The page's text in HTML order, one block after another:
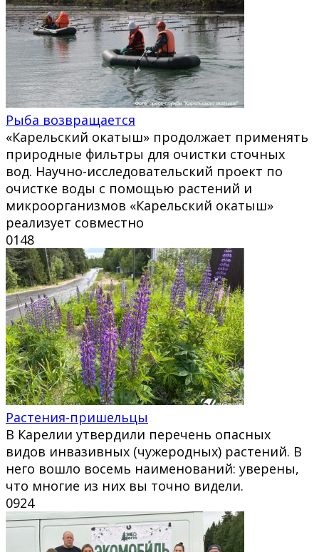
Рыба возвращается
«Карельский окатыш» продолжает применять
природные фильтры для очистки сточных
вод. Научно-исследовательский проект по
очистке воды с помощью растений и
микроорганизмов «Карельский окатыш»
реализует совместно
0148
Растения-пришельцы
В Карелии утвердили перечень опасных
видов инвазивных (чужеродных) растений. В
него вошло восемь наименований: уверены,
что многие из них вы точно видели.
0924